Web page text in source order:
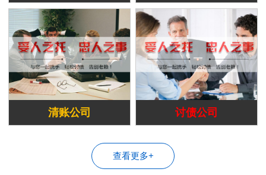
清账公司 讨债公司
查看更多+